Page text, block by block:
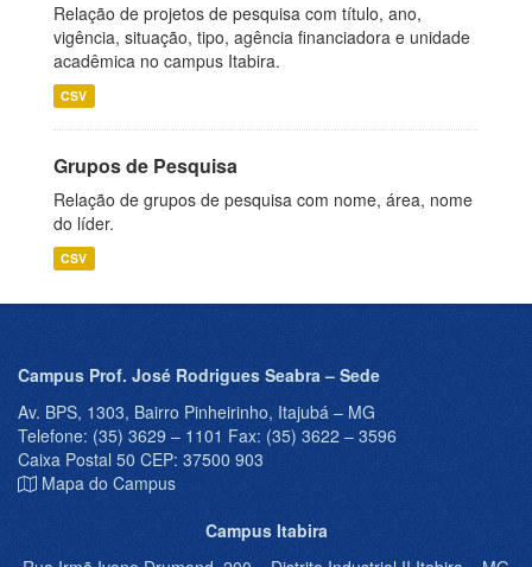
Relação de projetos de pesquisa com título, ano,
vigência, situação, tipo, agência financiadora e unidade
acadêmica no campus Itabira.
CSV
Grupos de Pesquisa
Relação de grupos de pesquisa com nome, área, nome
do líder.
CSV
Campus Prof. José Rodrigues Seabra – Sede
Av. BPS, 1303, Bairro Pinheirinho, Itajubá – MG
Telefone: (35) 3629 – 1101 Fax: (35) 3622 – 3596
Caixa Postal 50 CEP: 37500 903
Mapa do Campus
Campus Itabira